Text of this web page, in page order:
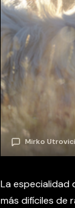
Mirko
La especialidad
más difíciles de